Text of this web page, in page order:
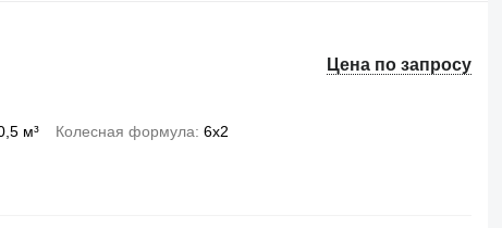
Цена по запросу
м³ Колесная формула 6x2